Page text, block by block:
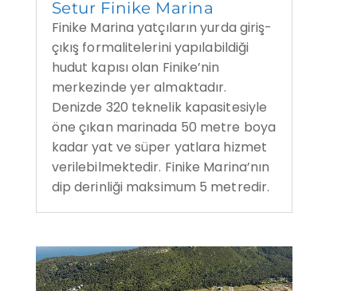
Setur Finike Marina
Finike Marina yatçıların yurda giriş-
çıkış formalitelerini yapılabildiği
hudut kapısı olan Finike’nin
merkezinde yer almaktadır.
Denizde 320 teknelik kapasitesiyle
öne çıkan marinada 50 metre boya
kadar yat ve süper yatlara hizmet
verilebilmektedir. Finike Marina’nın
dip derinliği maksimum 5 metredir.